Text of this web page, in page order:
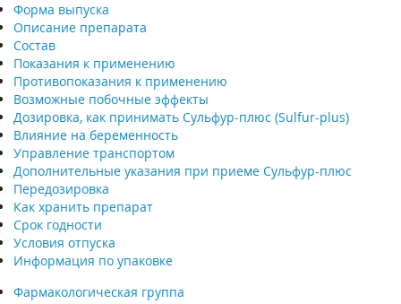
Форма выпуска
Описание препарата
Состав
Показания к применению
Противопоказания к применению
Возможные побочные эффекты
Дозировка, как принимать Сульфур-плюс (Sulfur-plus)
Влияние на беременность
Управление транспортом
Дополнительные указания при приеме Сульфур-плюс
Передозировка
Как хранить препарат
Срок годности
Условия отпуска
Информация по упаковке
Фармакологическая группа